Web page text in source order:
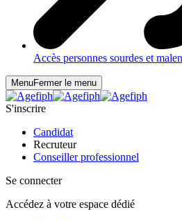
Accès personnes sourdes et
MenuFermer le menu
S'inscrire
Candidat
Recruteur
Conseiller professionnel
Se connecter
Accédez à votre espace dédié